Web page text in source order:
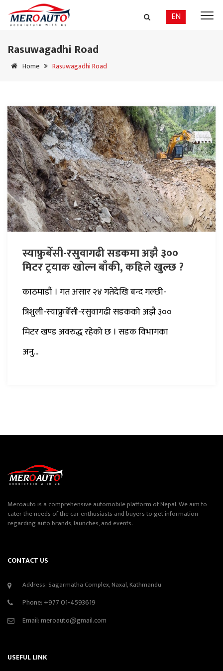
EN
Rasuwagadhi Road
Home Rasuwagadhi Road
स्याफ्रुबेँसी-रसुवागढी सडकमा अझै ३००
मिटर ट्रयाक खोल्न बाँकी, कहिले खुल्छ ?
काठमाडौं । गत असार २४ गतेदेखि बन्द गल्छी-
त्रिशुली-स्याफ्रुबेँसी-रसुवागढी सडकको अझै ३००
मिटर खण्ड अवरुद्ध रहेको छ । सडक विभागका
अनु...
Meroauto is a comprehensive automobile platform of Nepal. We aim to
cater the needs of the car enthusiasts and buyers to get information
regarding auto brands, launches, and events.
CONTACT US
Address: Sagarmatha Complex, Naxal, Kathmandu
Phone: +977 01-4593619
Email:meroauto@gmail.com
USEFUL LINK